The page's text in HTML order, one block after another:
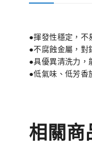
●揮發性穩定，不
●不腐蝕金屬，對
●具優異清洗力，
●低氣味、低芳香
相關商